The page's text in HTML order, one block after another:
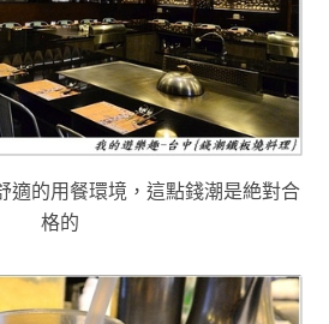
適的用餐環境，這點錢潮是絶對合
格的